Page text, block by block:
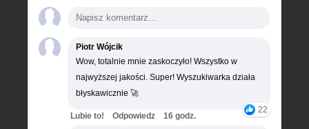
Piotr Wójcik
Wow, totalnie mnie zaskoczyło! Wszystko w
najwyższej jakości. Super! Wyszukiwarka działa
błyskawicznie 🚀
22
Lubie to! Odpowiedz
16 godz.